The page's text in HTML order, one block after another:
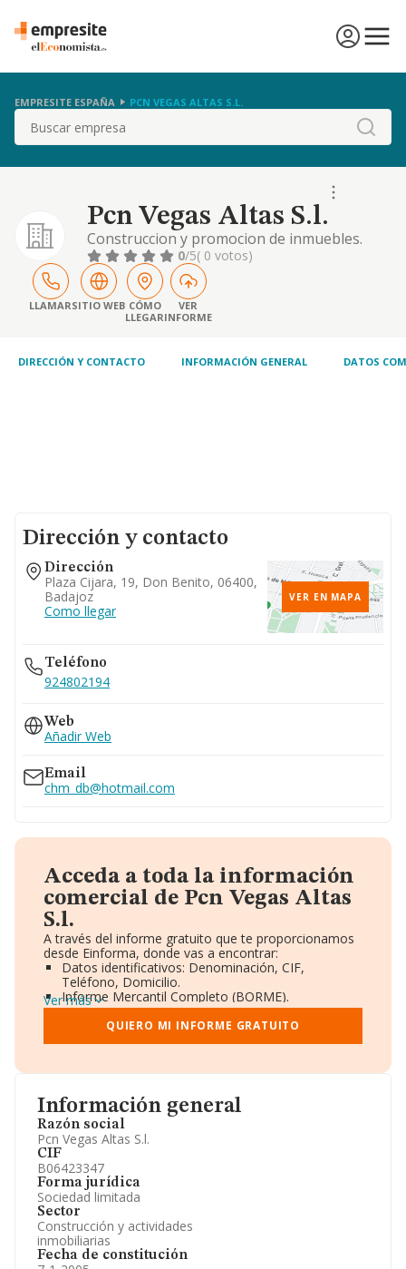
EMPRESITE ESPAÑA PCN VEGAS ALTAS S.L.
Buscar
Pcn Vegas Altas S.l.
Construccion y promocion de inmuebles.
actividades inmobiliarias en general
0/5( 0 votos)
LLAMARSITIO WEB CÓMO
LLEGAR
VER
INFORME
DIRECCIÓN Y CONTACTO INFORMACIÓN GENERAL DATOS
Información general
Razón social
Pcn Vegas Altas S.l.
CIF
B06423347
Forma jurídica
Sociedad limitada
Sector
Construcción y actividades
inmobiliarias
Fecha de constitución
Dirección y contacto
Dirección
Plaza Cijara, 19, Don Benito, 06400,
Badajoz
Como llegar
VER EN MAPA
Teléfono
924802194
Web
Añadir Web
Email
chm_db@hotmail.com
Acceda a toda la información
comercial de Pcn Vegas Altas
S.l.
A través del informe gratuito que te proporcionamos
desde Einforma, donde vas a encontrar:
Datos identificativos: Denominación, CIF,
Teléfono, Domicilio.
Informe Mercantil Completo (BORME).
Gráficos de Evolución Ventas y Empleados.
Consejo de Administración y Administradores.
Directivos y Ejecutivos.
Información oficial y registral complementaria.
Ver más
QUIERO MI INFORME GRATUITO